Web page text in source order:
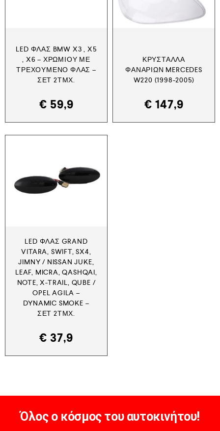
LED ΦΛΑΣ BMW X3 , X5
, X6 – ΧΡΩΜΊΟΥ ΜΕ
ΤΡΕΧΟΎΜΕΝΟ ΦΛΑΣ –
ΣΕΤ 2ΤΜΧ.
€ 59,9
ΚΡΎΣΤΑΛΛΑ
ΦΑΝΑΡΙΏΝ MERCEDES
W220 (1998-2005)
€ 147,9
LED ΦΛΑΣ GRAND
VITARA, SWIFT, SX4,
JIMNY / NISSAN JUKE,
LEAF, MICRA, QASHQAI,
NOTE, X-TRAIL, QUBE /
OPEL AGILA –
DYNAMIC SMOKE –
ΣΕΤ 2ΤΜΧ.
€ 37,9
Όλος ο κόσμος του αυτοκινήτου!